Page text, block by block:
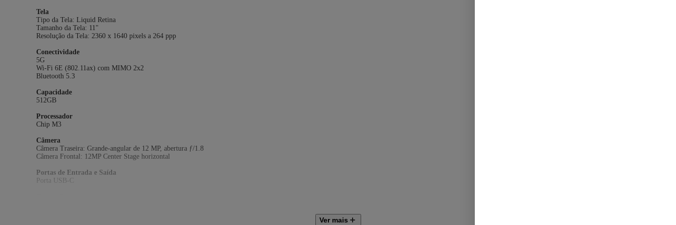
Tela
Tipo da Tela: Liquid Retina
Tamanho da Tela: 11"
Resolução da Tela: 2360 x 1640 pixels a 264 ppp
Conectividade
5G
Wi‑Fi 6E (802.11ax) com MIMO 2x2
Bluetooth 5.3
Capacidade
512GB
Processador
Chip M3
Câmera
Câmera Traseira: Grande-angular de 12 MP, abertura ƒ/1.8
Câmera Frontal: 12MP Center Stage horizontal
Portas de Entrada e Saída
Porta USB-C
Ver mais